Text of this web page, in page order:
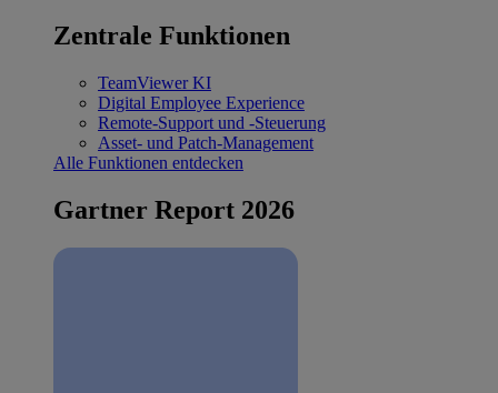
Zentrale Funktionen
TeamViewer KI
Digital Employee Experience
Remote-Support und -Steuerung
Asset- und Patch-Management
Alle Funktionen entdecken
Gartner Report 2026